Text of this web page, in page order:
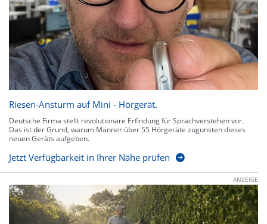
Riesen-Ansturm auf Mini - Hörgerät.
Deutsche Firma stellt revolutionäre Erfindung für Sprachverstehen vor.
Das ist der Grund, warum Männer über 55 Hörgeräte zugunsten dieses
neuen Geräts aufgeben.
Jetzt Verfügbarkeit in Ihrer Nähe prüfen
ANZEIGE